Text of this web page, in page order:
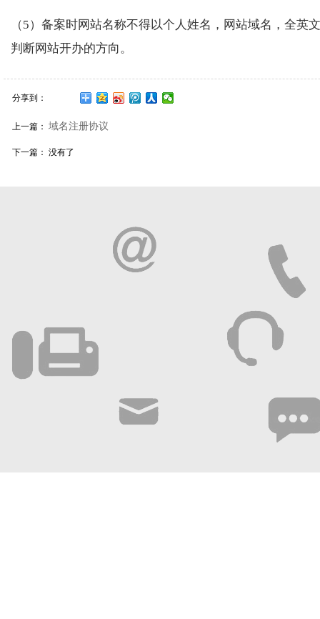
（5）备案时网站名称不得以个人姓名，网站域名，全
判断网站开办的方向。
分享到：
上一篇： 域名注册协议
下一篇： 没有了